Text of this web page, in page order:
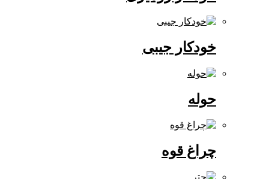
خودکار جیبی
چراغ قوه